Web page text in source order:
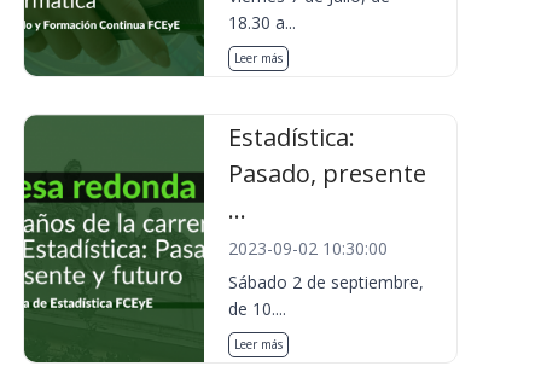
18.30 a...
Leer más
Estadística:
Pasado, presente
...
2023-09-02 10:30:00
Sábado 2 de septiembre,
de 10....
Leer más